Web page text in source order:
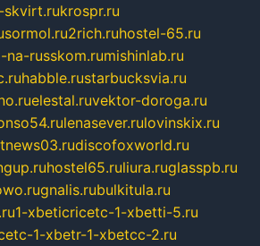
skvirt.rukrospr.ru
sormol.ru2rich.ruhostel-65.ru
na-russkom.rumishinlab.ru
habble.rustarbucksvia.ru
elestal.ruvektor-doroga.ru
lenasever.rulovinskix.ru
discofoxworld.ru
hostel65.ruliura.ruglasspb.ru
gnalis.rubulkitula.ru
1-xbeticricetc-1-xbetti-5.ru
1-xbetr-1-xbetcc-2.ru